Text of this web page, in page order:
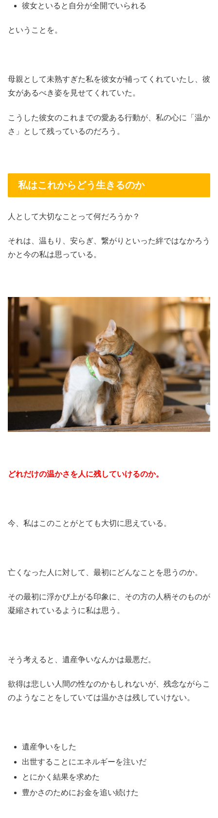
彼女といると自分が全開でいられる
ということを。
母親として未熟すぎた私を彼女が補ってくれていたし、彼
女があるべき姿を見せてくれていた。
こうした彼女のこれまでの愛ある行動が、私の心に「温か
さ」として残っているのだろう。
私はこれからどう生きるのか
人として大切なことって何だろうか？
それは、温もり、安らぎ、繋がりといった絆ではなかろう
かと今の私は思っている。
どれだけの温かさを人に残していけるのか。
今、私はこのことがとても大切に思えている。
亡くなった人に対して、最初にどんなことを思うのか。
その最初に浮かび上がる印象に、その方の人柄そのものが
凝縮されているように私は思う。
そう考えると、遺産争いなんかは最悪だ。
欲得は悲しい人間の性なのかもしれないが、残念ながらこ
のようなことをしていては温かさは残していけない。
遺産争いをした
出世することにエネルギーを注いだ
とにかく結果を求めた
豊かさのためにお金を追い続けた